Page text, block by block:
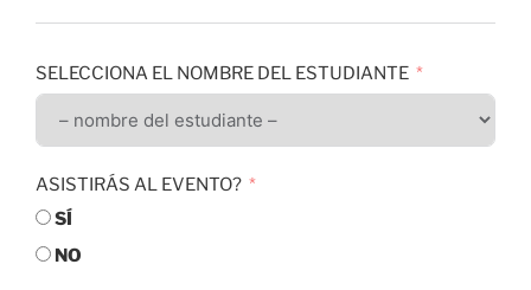
SELECCIONA EL NOMBRE DEL ESTUDIANTE
ASISTIRÁS AL EVENTO?
SÍ
NO